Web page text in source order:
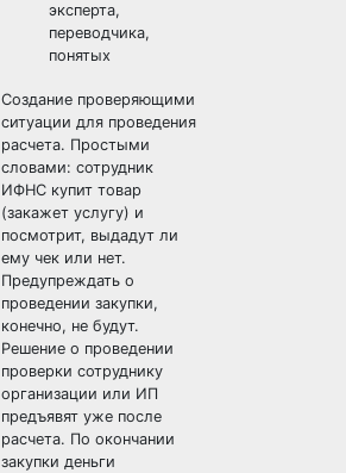
эксперта,
переводчика,
понятых
Создание проверяющими
ситуации для проведения
расчета. Простыми
словами: сотрудник
ИФНС купит товар
(закажет услугу) и
посмотрит, выдадут ли
ему чек или нет.
Предупреждать о
проведении закупки,
конечно, не будут.
Решение о проведении
проверки сотруднику
организации или ИП
предъявят уже после
расчета. По окончании
закупки деньги